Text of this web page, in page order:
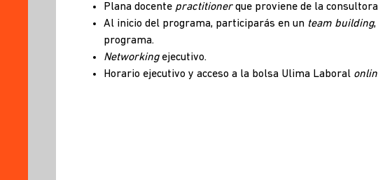
Plana docente practitionerque proviene de la
Al inicio del programa, participarás en un team building
programa.
Networkingejecutivo.
Horario ejecutivo y acceso a la bolsa Ulima Laboral